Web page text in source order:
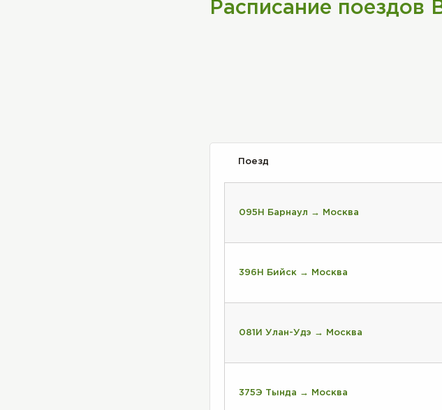
Расписание
Поезд
095Н Барнаул → Москва
396Н Бийск → Москва
081И Улан-Удэ → Москва
375Э Тында → Москва